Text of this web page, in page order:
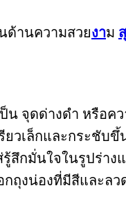
ด้านความสวยงาม
น จุดด่างดำ หรือค
ยวเล็กและกระชับขึ้
รู้สึกมั่นใจในรูปร่า
กถุงน่องที่มีสีและล